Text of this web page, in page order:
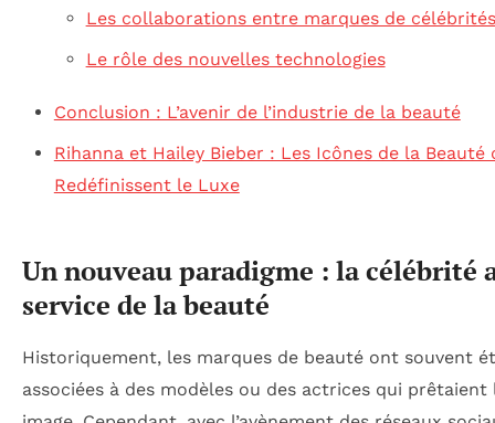
Les collaborations entre marques de célébrités
Le rôle des nouvelles technologies
Conclusion : L’avenir de l’industrie de la beauté
Rihanna et Hailey Bieber : Les Icônes de la Beauté
Redéfinissent le Luxe
Un nouveau paradigme : la célébrité
service de la beauté
Historiquement, les marques de beauté ont souvent
associées à des modèles ou des actrices qui prêtaient